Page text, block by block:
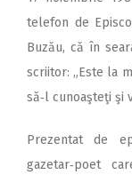
telefon de
Buzău, că în
scriitor: „Este la
să‑l cunoaşteţi şi
Prezentat de
gazetar‑poet